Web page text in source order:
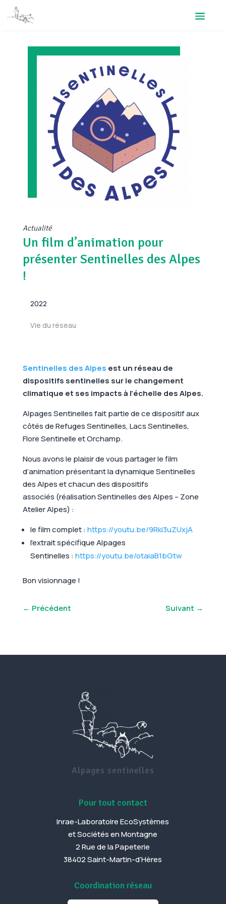
Actualité
Un film d’animation pour
présenter Sentinelles des Alpes
!
2022
Vie du réseau
Sentinelles des Alpes est un réseau de
dispositifs sentinelles sur le changement
climatique et ses impacts à l’échelle des Alpes.
Alpages Sentinelles fait partie de ce dispositif aux
côtés de Refuges Sentinelles, Lacs Sentinelles,
Flore Sentinelle et Orchamp.
Nous avons le plaisir de vous partager le film
d’animation présentant la dynamique Sentinelles
des Alpes et chacun des dispositifs
associés (réalisation Sentinelles des Alpes – Zone
Atelier Alpes) :
le film complet :https://youtu.be/9Rki3uZUxjA
l’extrait spécifique Alpages
Sentinelles :https://youtu.be/otaiaB1bGtw
Bon visionnage !
← Précédent Suivant →
Alpages sentinelles
Pour tout contact
Inrae-Laboratoire EcoSystèmes
et Sociétés en Montagne
2 Rue de la Papeterie
38402 Saint-Martin-d’Hères
Coordination réseau